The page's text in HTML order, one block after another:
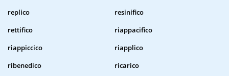
replico
resinifico
rettifico
riappacifico
riappiccico
riapplico
ribenedico
ricarico